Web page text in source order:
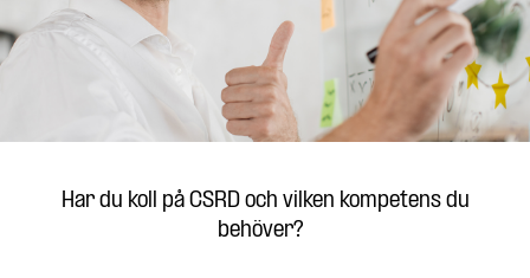
Har du koll på CSRD och vilken kompetens du
behöver?